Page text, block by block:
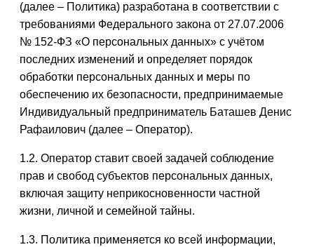
(далее – Политика) разработана в соответствии с
требованиями Федерального закона от 27.07.2006
№ 152-ФЗ «О персональных данных» с учётом
последних изменений и определяет порядок
обработки персональных данных и меры по
обеспечению их безопасности, предпринимаемые
Индивидуальный предприниматель Баташев Денис
Рафаилович (далее – Оператор).
1.2. Оператор ставит своей задачей соблюдение
прав и свобод субъектов персональных данных,
включая защиту неприкосновенности частной
жизни, личной и семейной тайны.
1.3. Политика применяется ко всей информации,